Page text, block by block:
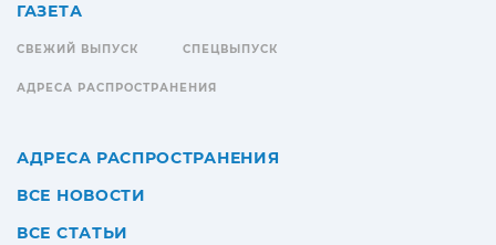
ГАЗЕТА
СВЕЖИЙ ВЫПУСК СПЕЦВЫПУСК
АДРЕСА РАСПРОСТРАНЕНИЯ
АДРЕСА РАСПРОСТРАНЕНИЯ
ВСЕ НОВОСТИ
ВСЕ СТАТЬИ